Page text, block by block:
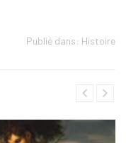
Publié dans: Histoire